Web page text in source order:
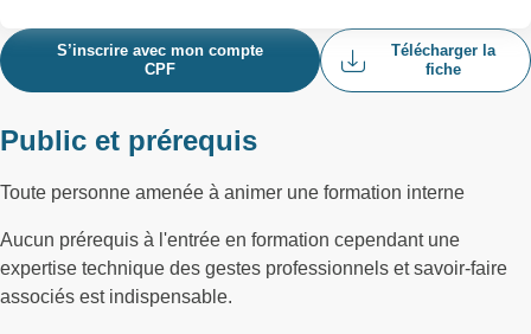
S’inscrire avec mon compte
CPF
Télécharger la
fiche
Public et prérequis
Toute personne amenée à animer une formation interne
Aucun prérequis à l'entrée en formation cependant une
expertise technique des gestes professionnels et savoir-faire
associés est indispensable.